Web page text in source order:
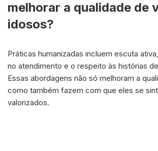
melhorar a qualidade de
idosos?
Práticas humanizadas incluem escuta
no atendimento e o respeito às histórias
Essas abordagens não só melhoram a
como também fazem com que eles se
valorizados.